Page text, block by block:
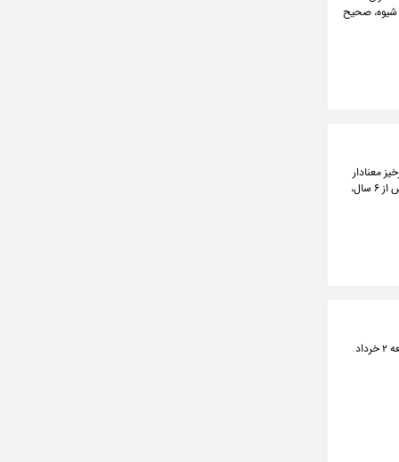
شیوه، صحیح
معنادار
برای رسیدن به صحنه می‌دهد، دورخیزی که همزمانی اش با حضور مجدد و متفاوت‌تر او جلوی دوربین سینما پس از ۶ سال،
سریال «اجل معلق» به‌کارگردانی عادل تبریزی، نویسندگی حمزه صالحی و تهیه‌کنندگی سیّدابراهیم عامریان از جمعه ۲ خرداد